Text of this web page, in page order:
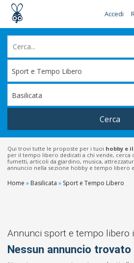
Accedi
Sport e Tempo Libero
Basilicata
Cerca
Qui trovi tutte le proposte per i tuoi hobby e
per il tempo libero dedicati a chi vende, cerca
fumetti, articoli da giardino, musica,
annuncio nella sezione hobby e tempo libero
Home » Basilicata » Sport e Tempo Libero
Annunci sport e tempo libero
Nessun annuncio trovato